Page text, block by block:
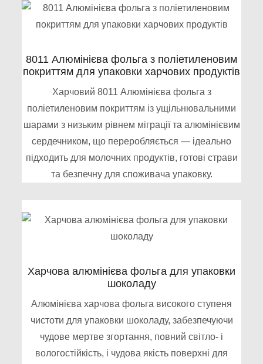
8011 Алюмінієва фольга з поліетиленовим
покриттям для упаковки харчових продуктів
Харчовий 8011 Алюмінієва фольга з
поліетиленовим покриттям із ущільнювальними
шарами з низьким рівнем міграції та алюмінієвим
сердечником, що переробляється — ідеально
підходить для молочних продуктів, готові страви
та безпечну для споживача упаковку.
Харчова алюмінієва фольга для упаковки
шоколаду
Алюмінієва харчова фольга високого ступеня
чистоти для упаковки шоколаду, забезпечуючи
чудове мертве згортання, повний світло- і
вологостійкість, і чудова якість поверхні для